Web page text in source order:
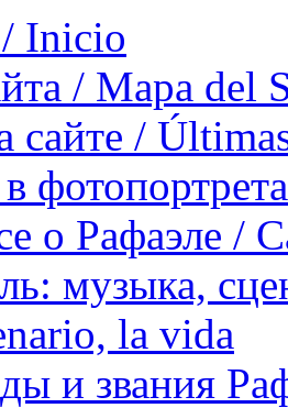
/ Inicio
/ Mapa del
сайте /
о Рафаэле /
музыка,
la vida
и звания